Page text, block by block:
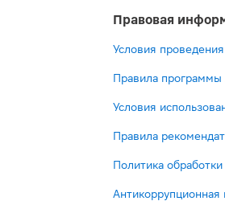
Правовая
Условия
Правила программы
Условия
Правила
Политика
Антикоррупционная